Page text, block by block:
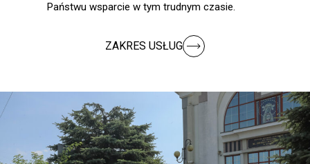
Państwu wsparcie w tym trudnym czasie.
ZAKRES USŁUG